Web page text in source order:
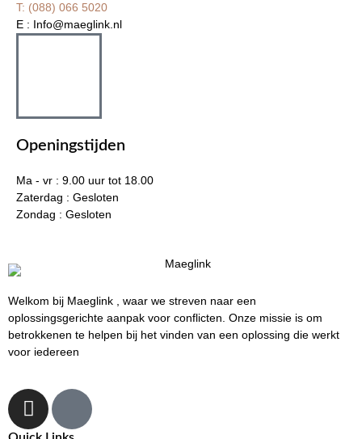
T: (088) 066 5020
E : Info@maeglink.nl
Openingstijden
Ma - vr : 9.00 uur tot 18.00
Zaterdag : Gesloten
Zondag : Gesloten
Welkom bij Maeglink , waar we streven naar een
oplossingsgerichte aanpak voor conflicten. Onze missie is om
betrokkenen te helpen bij het vinden van een oplossing die werkt
voor iedereen